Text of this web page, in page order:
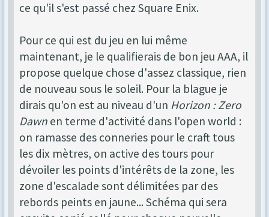
ce qu'il s'est passé chez Square Enix.
Pour ce qui est du jeu en lui même
maintenant, je le qualifierais de bon jeu AAA, il
propose quelque chose d'assez classique, rien
de nouveau sous le soleil. Pour la blague je
dirais qu'on est au niveau d'un Horizon : Zero
Dawn en terme d'activité dans l'open world :
on ramasse des conneries pour le craft tous
les dix mètres, on active des tours pour
dévoiler les points d'intérêts de la zone, les
zone d'escalade sont délimitées par des
rebords peints en jaune... Schéma qui sera